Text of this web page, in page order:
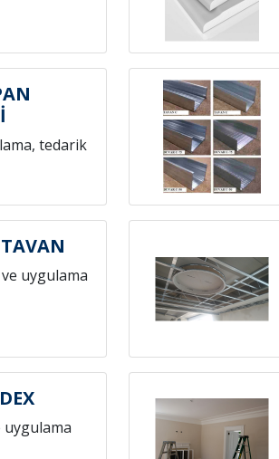
tedarik
uygulama
uygulama